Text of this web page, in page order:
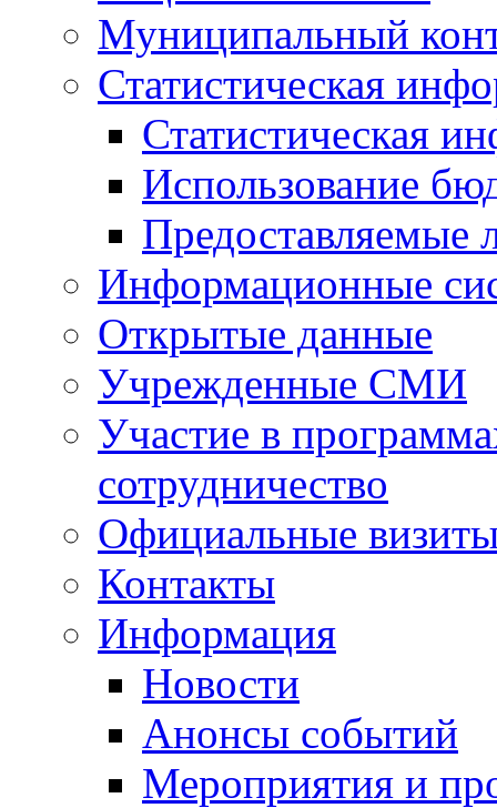
Муниципальный
Статистическая
Статистическая
Использование
Предоставляемые
Информационные
Открытые данные
Учрежденные СМИ
Участие в
сотрудничество
Официальные
Контакты
Информация
Новости
Анонсы событий
Мероприятия и